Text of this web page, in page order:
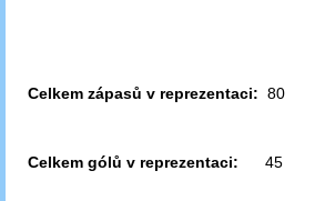
Celkem zápasů v reprezentaci: 80
Celkem gólů v reprezentaci: 45